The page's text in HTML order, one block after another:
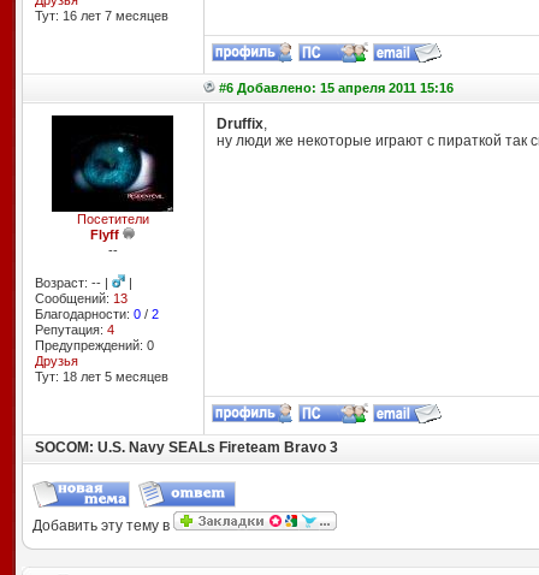
Тут: 16 лет 7 месяцев
#6 Добавлено: 15 апреля 2011 15:16
Посетители
Flyff
--
Возраст: -- |
|
Сообщений: 13
Благодарности: 0/ 2
Репутация: 4
Предупреждений: 0
Друзья
Тут: 18 лет 5 месяцев
Druffix,
ну люди же некоторые играют с пираткой так
SOCOM: U.S. Navy SEALs Fireteam Bravo 3
Добавить эту тему в